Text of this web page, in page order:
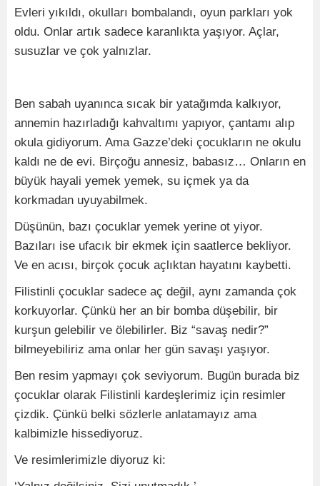
Evleri yıkıldı, okulları bombalandı, oyun parkları yok
oldu. Onlar artık sadece karanlıkta yaşıyor. Açlar,
susuzlar ve çok yalnızlar.
Ben sabah uyanınca sıcak bir yatağımda kalkıyor,
annemin hazırladığı kahvaltımı yapıyor, çantamı alıp
okula gidiyorum. Ama Gazze’deki çocukların ne okulu
kaldı ne de evi. Birçoğu annesiz, babasız… Onların en
büyük hayali yemek yemek, su içmek ya da
korkmadan uyuyabilmek.
Düşünün, bazı çocuklar yemek yerine ot yiyor.
Bazıları ise ufacık bir ekmek için saatlerce bekliyor.
Ve en acısı, birçok çocuk açlıktan hayatını kaybetti.
Filistinli çocuklar sadece aç değil, aynı zamanda çok
korkuyorlar. Çünkü her an bir bomba düşebilir, bir
kurşun gelebilir ve ölebilirler. Biz “savaş nedir?”
bilmeyebiliriz ama onlar her gün savaşı yaşıyor.
Ben resim yapmayı çok seviyorum. Bugün burada biz
çocuklar olarak Filistinli kardeşlerimiz için resimler
çizdik. Çünkü belki sözlerle anlatamayız ama
kalbimizle hissediyoruz.
Ve resimlerimizle diyoruz ki: